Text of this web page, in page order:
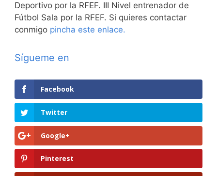
Deportivo por la RFEF. III Nivel entrenador de
Fútbol Sala por la RFEF. Si quieres contactar
conmigo pincha este enlace.
Sígueme en
Facebook
Twitter
Google+
Pinterest